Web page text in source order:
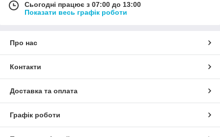
Сьогодні працює з 07:00 до 13:00
Показати весь графік роботи
Про нас
Контакти
Доставка та оплата
Графік роботи